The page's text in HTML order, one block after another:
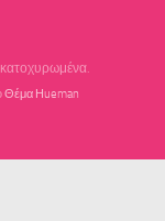
Θέμα Ηueman